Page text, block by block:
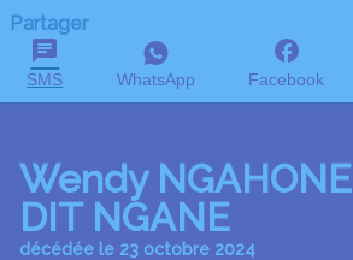
Partager
SMS WhatsApp Facebook
Wendy NGAHONE
DIT NGANE
décédée le 23 octobre 2024